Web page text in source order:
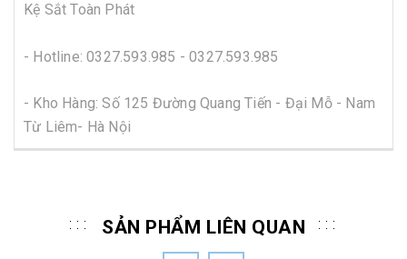
Kệ Sắt Toàn Phát
- Hotline:0327.593.985 - 0327.593.985
- Kho Hàng: Số 125 Đường Quang Tiến - Đại Mỗ - Nam
Từ Liêm- Hà Nội
SẢN PHẨM LIÊN QUAN